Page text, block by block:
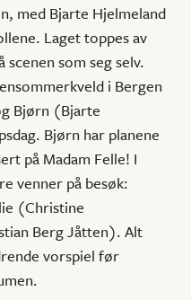
med Bjarte Hjelmeland
Laget toppes av
som seg selv.
i Bergen
Bjørn (Bjarte
Bjørn har planene
på Madam Felle! I
venner på besøk:
(Christine
Berg Jåtten). Alt
vorspiel før